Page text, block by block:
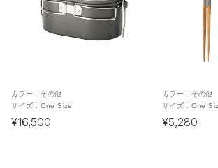
カラー： その他
サイズ： One Size
¥16,500
カラー： その他
サイズ： One
¥5,280